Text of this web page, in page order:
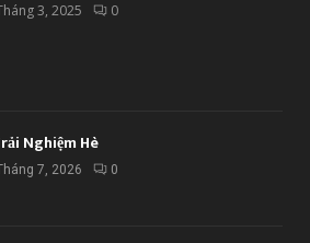
3, 2025 0
Nghiệm Hè
7, 2026 0